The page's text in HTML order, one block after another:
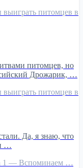
выиграть питомцев в
питомцев, но
Дрожарик, …
выиграть питомцев в
Да, я знаю, что
…
1 — Вспоминаем …